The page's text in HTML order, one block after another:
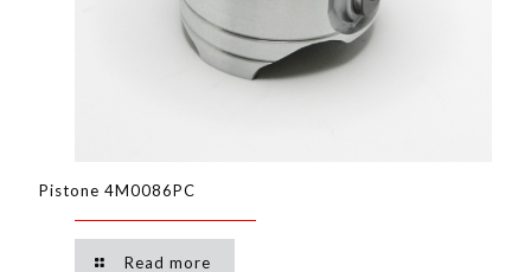
Pistone 4M0086PC
Read more